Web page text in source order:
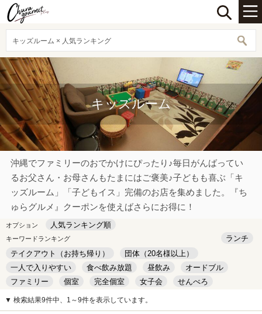
キッズルーム × 人気ランキング
キッズルーム
沖縄でファミリーのおでかけにぴったり♪毎日がんばってい
るお父さん・お母さんもたまにはご褒美♪子どもも喜ぶ「キ
ッズルーム」「子どもイス」完備のお店を集めました。『ち
ゅらグルメ』クーポンを使えばさらにお得に！
オプション 人気ランキング順
キーワードランキング
ランチ
テイクアウト（お持ち帰り）
団体（20名様以上）
一人で入りやすい
食べ飲み放題 昼飲み
オードブル
ファミリー
個室 完全個室 女子会
せんべろ
キッズルーム
安い デート
▼ 検索結果9件中、1～9件を表示しています。